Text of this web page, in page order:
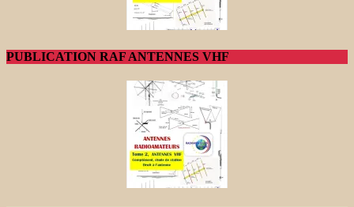
PUBLICATION RAF ANTENNES VHF